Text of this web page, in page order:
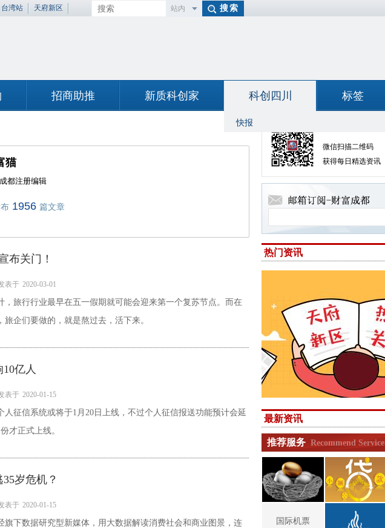
台湾站 天府新区
站内
招商助推 新质科创家 科创四川
快报
标签
猫
都注册编辑
1956 篇文章
布关门！
表于 2020-03-01
，旅行行业最早在五一假期就可能会迎来第一个复苏节点。而在
旅企们要做的，就是熬过去，活下来。
亿人
表于 2020-01-15
人征信系统或将于1月20日上线，不过个人征信报送功能预计会延
才正式上线。
岁危机？
表于 2020-01-15
旗下数据研究型新媒体，用大数据解读消费社会和商业图景，连
微信扫描二维码
获得每日精选资讯
热门资讯
最新资讯
推荐服务 Recommend Service
国际机票